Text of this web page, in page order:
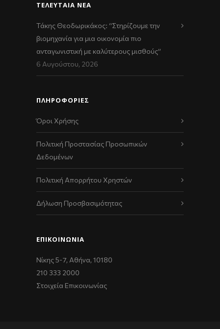
ΤΕΛΕΥΤΑΊΑ ΝΈΑ
Τάκης Θεοδωρικάκος: “Στηρίζουμε την
βιομηχανία για μια οικονομία πιο
ανταγωνιστική με καλύτερους μισθούς”
6 Αυγούστου, 2026
ΠΛΗΡΟΦΟΡΙΕΣ
Όροι Χρήσης
Πολιτική Προστασίας Προσωπικών
Δεδομένων
Πολιτική Απορρήτου Χρηστών
Δήλωση Προσβασιμότητας
ΕΠΙΚΟΙΝΩΝΊΑ
Νίκης 5-7, Αθήνα, 10180
210 333 2000
Στοιχεία Επικοινωνίας